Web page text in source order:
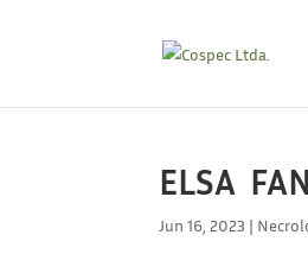
ELSA
Jun 16, 2023 |